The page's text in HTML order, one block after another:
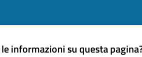
informazioni su questa